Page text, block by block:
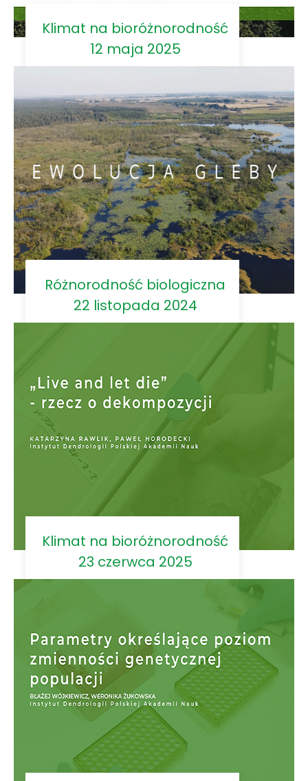
Klimat na bioróżnorodność
12 maja 2025
Różnorodność biologiczna
22 listopada 2024
Klimat na bioróżnorodność
23 czerwca 2025